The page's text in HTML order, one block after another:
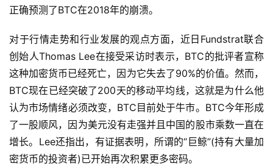
正确预测了BTC在2018年的崩溃。
对于行情走势和行业发展的观点方面，近日Fundstrat联合
创始人Thomas Lee在接受采访时表示，BTC的批评者宣称
这种加密货币已经死亡，因为它失去了90%的价值。然而，
BTC现在已经突破了200天的移动平均线，这就是为什么他
认为市场情绪必须改变，BTC目前处于牛市。BTC今年形成
了一股顺风，因为美元没有走强并且中国的股市乘数一直在
增长。Lee还指出，有证据表明，所谓的“巨鲸”(持有大量加
密货币的投资者)已开始再次积累更多密码。